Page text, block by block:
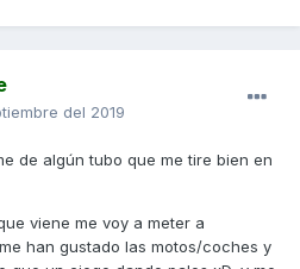
del 2019
de algún tubo que me tire bien en
viene me voy a meter a
han gustado las motos/coches y